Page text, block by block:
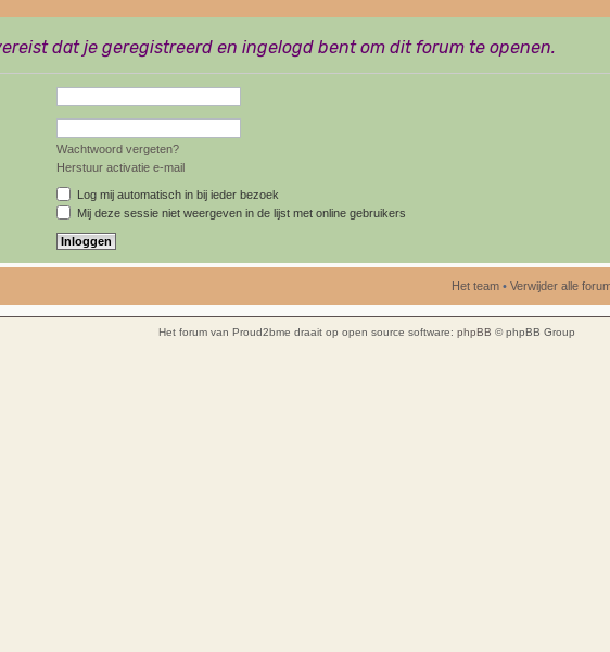
dat je geregistreerd en ingelogd bent om dit forum te openen.
Wachtwoord vergeten?
Herstuur activatie e-mail
Log mij automatisch in bij ieder bezoek
Mij deze sessie niet weergeven in de lijst met online gebruikers
Het team• Verwijder alle
Het forum van Proud2bme draait op open source software: phpBB © phpBB Group